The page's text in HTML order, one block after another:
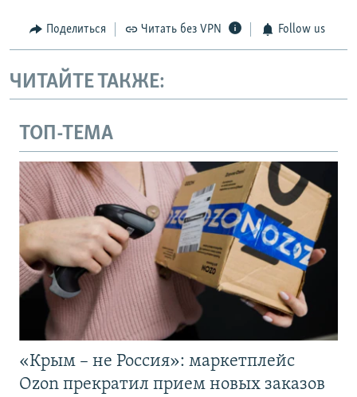
Поделиться Читать без VPN Follow us
ЧИТАЙТЕ ТАКЖЕ:
ТОП-ТЕМА
«Крым – не Россия»: маркетплейс
Ozon прекратил прием новых заказов